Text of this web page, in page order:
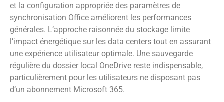
et la configuration appropriée des paramètres de
synchronisation Office améliorent les performances
générales. L’approche raisonnée du stockage limite
l’impact énergétique sur les data centers tout en assurant
une expérience utilisateur optimale. Une sauvegarde
régulière du dossier local OneDrive reste indispensable,
particulièrement pour les utilisateurs ne disposant pas
d’un abonnement Microsoft 365.